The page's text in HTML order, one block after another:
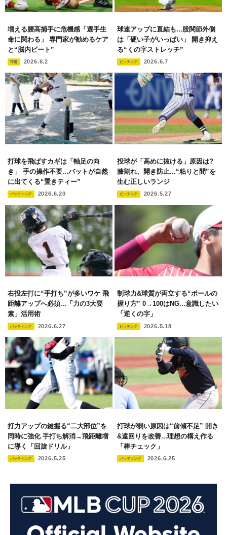
増える腰高捕手に危機感「選手生
命に関わる」 専門家が勧めるケア
と“脳内ビート”
守備 2026.6.2
球速アップに直結も...股関節外側
は「硬い子がいっぱい」 開き抑え
る“くの字ストレッチ”
ピッチング 2026.6.7
打球を飛ばすカギは「軸足の向
き」 手の操作不要...バットが自然
に出てくる“置きティー”
バッティング 2026.6.20
投球が「高めに抜ける」原因は?
膝割れ、開き防止...“粘りと間”を
生む正しいランジ
ピッチング 2026.5.27
右投左打に“手打ち”が多いワケ 飛
距離アップへ必須...「力の3大要
素」活用術
バッティング 2026.6.27
制球力&球質が両立する“ボールの
握り方” 0→100はNG...意識したい
「逆くの字」
ピッチング 2026.5.18
打力アップの鍵握る“二大部位”を
同時に強化 手打ち解消→飛距離増
に導く「回旋ドリル」
バッティング 2026.5.25
打球が弱い原因は“前傾不足” 開き
&遠回りを改善...理想の構え作る
「棒チェック」
バッティング 2026.6.25